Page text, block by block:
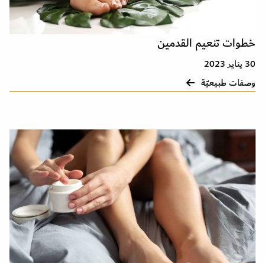
خطوات تنعيم القدمين
30 يناير 2023
وصفات طبيعيّة